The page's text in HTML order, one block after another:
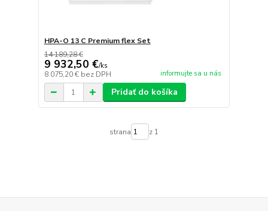
HPA-O 13 C Premium flex Set
14 189,28 €
9 932,50 €/ks
8 075,20 € bez DPH informujte sa u nás
Pridať do košíka
strana z 1